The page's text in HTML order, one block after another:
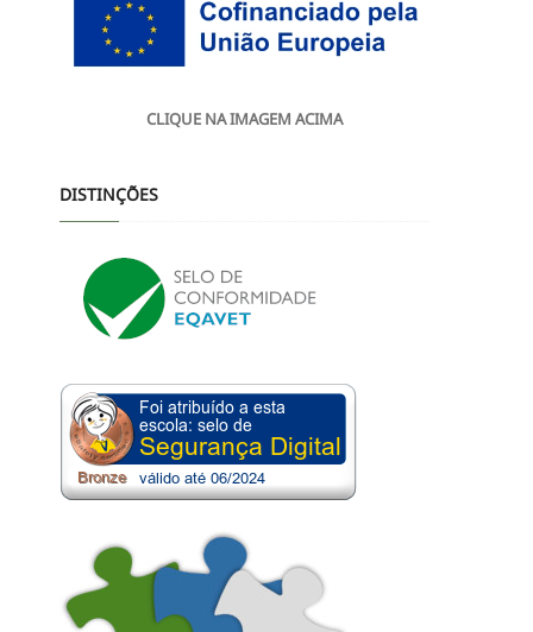
CLIQUE NA IMAGEM ACIMA
DISTINÇÕES